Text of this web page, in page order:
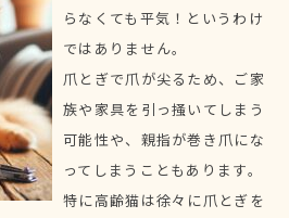
らなくても平気！というわけ
ではありません。
爪とぎで爪が尖るため、ご家
族や家具を引っ掻いてしまう
可能性や、親指が巻き爪にな
ってしまうこともあります。
特に高齢猫は徐々に爪とぎを